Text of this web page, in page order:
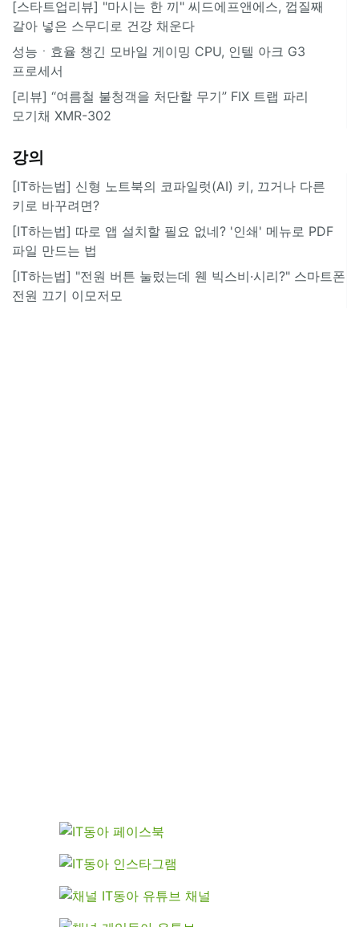
[스타트업리뷰] "마시는 한 끼" 씨드에프앤에스, 껍질째
갈아 넣은 스무디로 건강 채운다
성능ㆍ효율 챙긴 모바일 게이밍 CPU, 인텔 아크 G3
프로세서
[리뷰] “여름철 불청객을 처단할 무기” FIX 트랩 파리
모기채 XMR-302
강의
[IT하는법] 신형 노트북의 코파일럿(AI) 키, 끄거나 다른
키로 바꾸려면?
[IT하는법] 따로 앱 설치할 필요 없네? '인쇄' 메뉴로 PDF
파일 만드는 법
[IT하는법] "전원 버튼 눌렀는데 웬 빅스비·시리?" 스마트폰
전원 끄기 이모저모